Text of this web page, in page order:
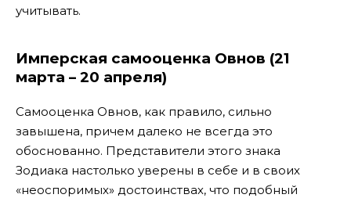
учитывать.
Имперская самооценка Овнов (21
марта – 20 апреля)
Самооценка Овнов, как правило, сильно
завышена, причем далеко не всегда это
обоснованно. Представители этого знака
Зодиака настолько уверены в себе и в своих
«неоспоримых» достоинствах, что подобный